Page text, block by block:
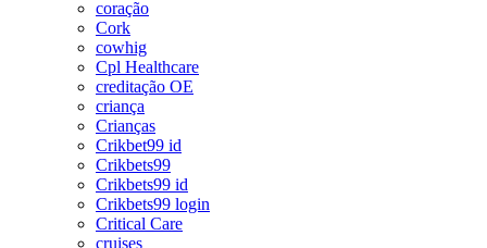
coração
Cork
cowhig
Cpl Healthcare
creditação OE
criança
Crianças
Crikbet99 id
Crikbets99
Crikbets99 id
Crikbets99 login
Critical Care
cruises